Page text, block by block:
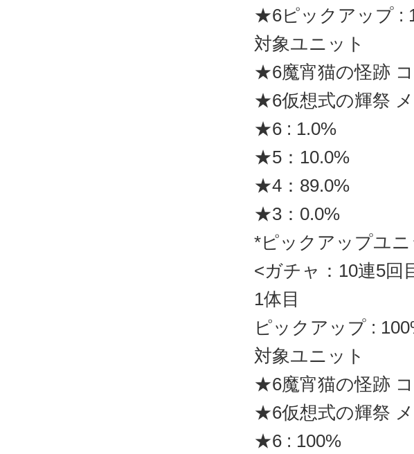
★6ピックアップ :
対象ユニット
★6魔宵猫の怪跡
★6仮想式の輝祭
★6 : 1.0%
★5：10.0%
★4：89.0%
★3：0.0%
*ピックアップユ
<ガチャ：10連5回
1体目
ピックアップ :
対象ユニット
★6魔宵猫の怪跡
★6仮想式の輝祭
★6 : 100%